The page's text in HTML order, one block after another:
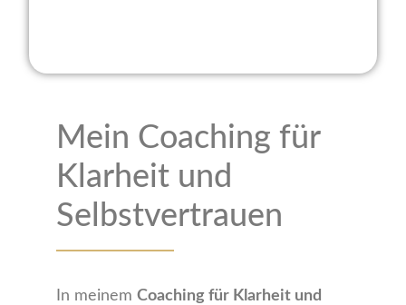
Mein Coaching für
Klarheit und
Selbstvertrauen
In meinemCoaching für Klarheit und